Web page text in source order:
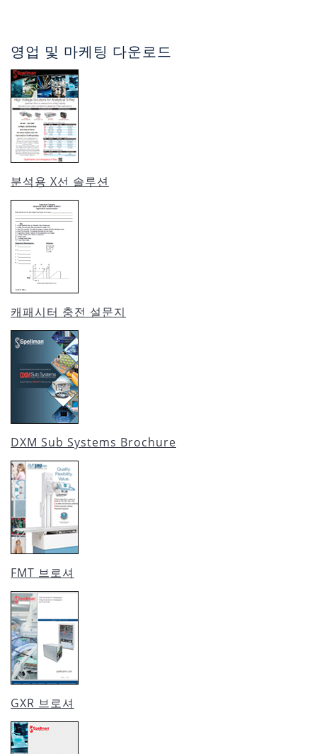
영업 및 마케팅 다운로드
분석용 X선 솔루션
캐패시터 충전 설문지
DXM Sub Systems Brochure
FMT 브로셔
GXR 브로셔